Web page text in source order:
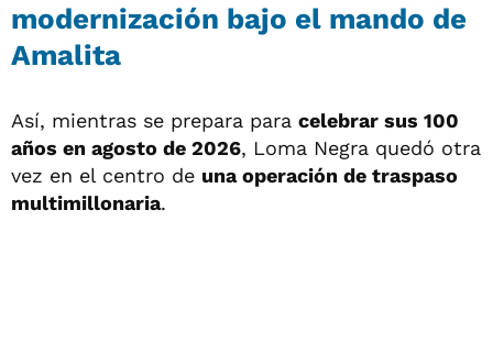
modernización bajo el mando de
Amalita
Así, mientras se prepara para celebrar sus 100
años en agosto de 2026, Loma Negra quedó otra
vez en el centro de una operación de traspaso
multimillonaria.